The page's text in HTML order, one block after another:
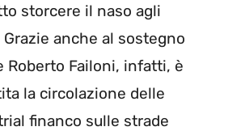
storcere il naso agli
anche al sostegno
Roberto Failoni, infatti, è
la circolazione delle
financo sulle strade